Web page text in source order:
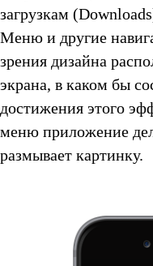
загрузкам
Меню и другие
зрения дизайна
экрана, в каком бы
достижения этого
меню приложение
размывает картинку.